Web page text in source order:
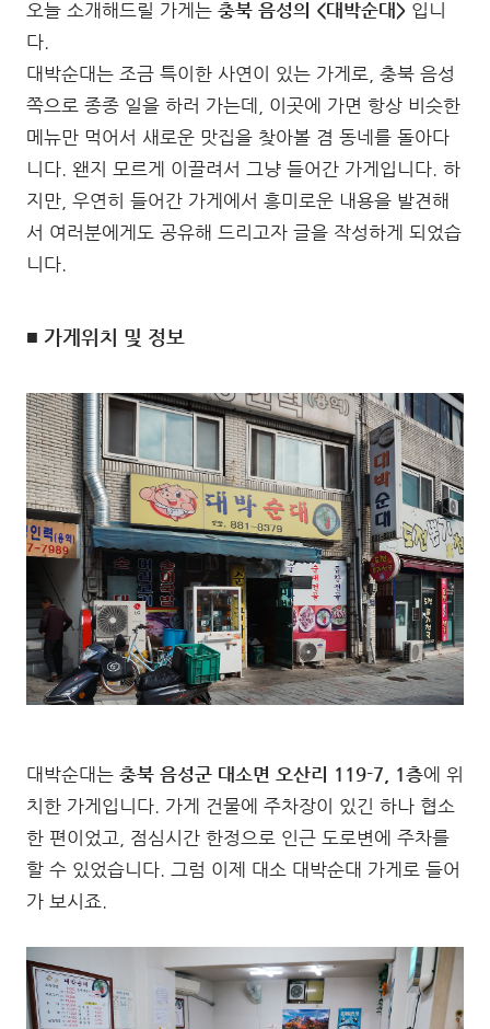
오늘 소개해드릴 가게는 충북 음성의 <대박순대> 입니
다.
대박순대는 조금 특이한 사연이 있는 가게로, 충북 음성
쪽으로 종종 일을 하러 가는데, 이곳에 가면 항상 비슷한
메뉴만 먹어서 새로운 맛집을 찾아볼 겸 동네를 돌아다
니다. 왠지 모르게 이끌려서 그냥 들어간 가게입니다. 하
지만, 우연히 들어간 가게에서 흥미로운 내용을 발견해
서 여러분에게도 공유해 드리고자 글을 작성하게 되었습
니다.
■ 가게위치 및 정보
대박순대는 충북 음성군 대소면 오산리 119-7, 1층에 위
치한 가게입니다. 가게 건물에 주차장이 있긴 하나 협소
한 편이었고, 점심시간 한정으로 인근 도로변에 주차를
할 수 있었습니다. 그럼 이제 대소 대박순대 가게로 들어
가 보시죠.